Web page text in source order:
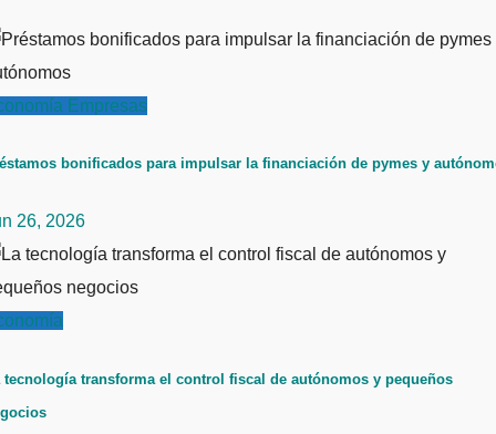
Empresas
bonificados para impulsar la financiación de pymes y
26, 2026
tecnología transforma el control fiscal de autónomos y pequeños